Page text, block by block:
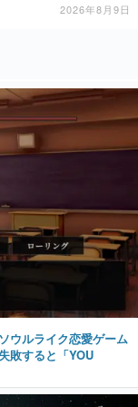
2026年8月9日
ウルライク恋愛ゲーム
敗すると「YOU